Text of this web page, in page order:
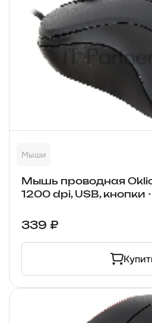
Мыши
Мышь проводная
1200 dpi, USB, кнопки
339 ₽